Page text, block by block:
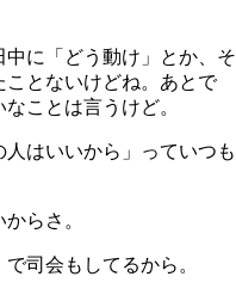
に「どう動け」とか、そ
ことないけどね。あとで
ことは言うけど。
はいいから」っていつも
らさ。
司会もしてるから。